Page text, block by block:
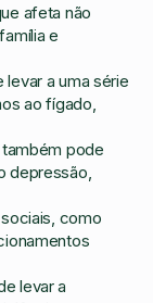
afeta não
e
a uma série
ao fígado,
pode
depressão,
como
levar a